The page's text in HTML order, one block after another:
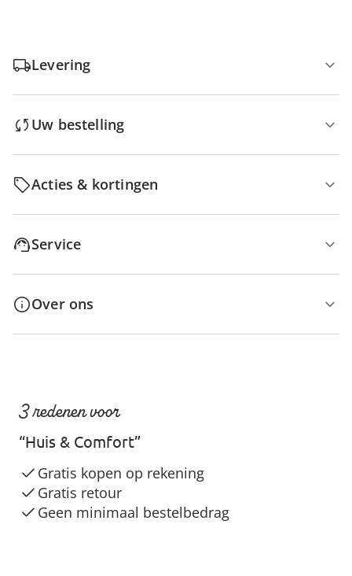
Levering
Uw bestelling
Acties & kortingen
Service
Over ons
3 redenen voor
“Huis & Comfort”
Gratis kopen op rekening
Gratis retour
Geen minimaal bestelbedrag